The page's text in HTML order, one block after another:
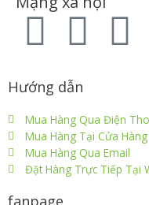
Hướng dẫn
Mua Hàng Qua Điện
Mua Hàng Tại Cửa Hàng
Mua Hàng Qua Email
Đặt Hàng Trực Tiếp Tại
fanpage